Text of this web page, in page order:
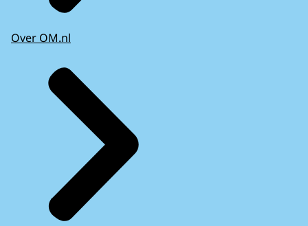
Over OM.nl